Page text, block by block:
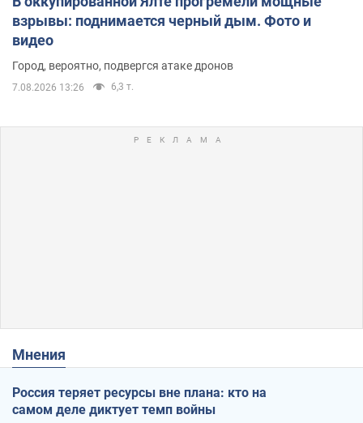
взрывы: поднимается черный дым. Фото и
видео
Город, вероятно, подвергся атаке дронов
7.08.2026 13:26 6,3 т.
Мнения
Россия теряет ресурсы вне плана: кто на
самом деле диктует темп войны